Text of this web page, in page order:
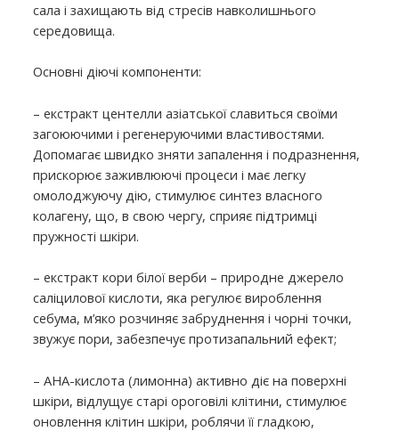
сала і захищають від стресів навколишнього
середовища.
Основні діючі компоненти:
– екстракт центелли азіатської славиться своїми
загоюючими і регенеруючими властивостями.
Допомагає швидко зняти запалення і подразнення,
прискорює заживлюючі процеси і має легку
омолоджуючу дію, стимулює синтез власного
колагену, що, в свою чергу, сприяє підтримці
пружності шкіри.
– екстракт кори білої верби – природне джерело
саліцилової кислоти, яка регулює вироблення
себума, м’яко розчиняє забруднення і чорні точки,
звужує пори, забезпечує протизапальний ефект;
– АНА-кислота (лимонна) активно діє на поверхні
шкіри, відлущує старі ороговілі клітини, стимулює
оновлення клітин шкіри, роблячи її гладкою,